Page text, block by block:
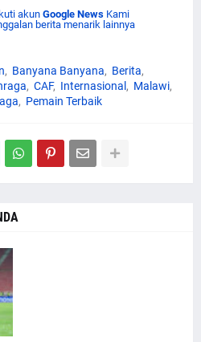
akun Google News Kami
berita menarik lainnya
Banyana Banyana
Berita
CAF Internasional
Malawi
Pemain Terbaik